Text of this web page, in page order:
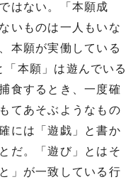
はない。「本願成
いものは一人もいな
本願が実働している
「本願」は遊んでいる
食するとき、一度確
てあそぶようなもの
には「遊戯」と書か
だ。「遊び」とはそ
」が一致している行